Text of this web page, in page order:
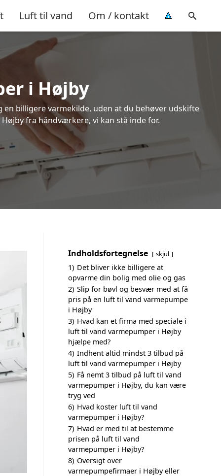
Luft til vand Om / kontakt
i Højby
billigere varmekilde, uden at du behøver udskifte
fra håndværkere, vi kan stå inde for.
Indholdsfortegnelse skjul
1) Det bliver ikke billigere at
opvarme din bolig med olie og gas
2) Slip for bøvl og besvær med at få
pris på en luft til vand varmepumpe
i Højby
3) Hvad kan et firma med speciale i
luft til vand varmepumper i Højby
hjælpe med?
4) Indhent altid mindst 3 tilbud på
luft til vand varmepumper i Højby
5) Få nemt 3 tilbud på luft til vand
varmepumper i Højby, du kan være
tryg ved
6) Hvad koster luft til vand
varmepumper i Højby?
7) Hvad er med til at bestemme
prisen på luft til vand
varmepumper i Højby?
8) Oversigt over
varmepumpefirmaer i Højby eller